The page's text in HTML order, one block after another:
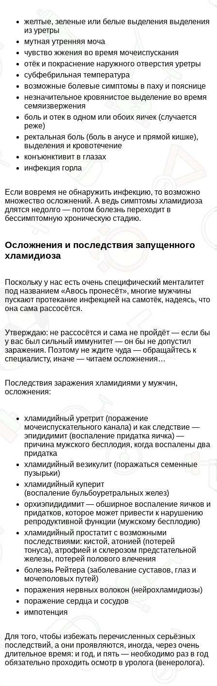
желтые, зеленые или белые выделения выделения
из уретры
мутная утренняя моча
чувство жжения во время мочеиспускания
отёк и покраснение наружного отверстия уретры
субфебрильная температура
возможные болевые симптомы в паху и пояснице
незначительное кровянистое выделение во время
семяизвержения
боль и отек в одном или обоих яичек (случается
реже)
ректальная боль (боль в aнycе и прямой кишке),
выделения и кровотечение
конъюнктивит в глазах
инфекция горла
Если вовремя не обнаружить инфекцию, то возможно
множество осложнений. А ведь симптомы xлaмидиоза
длятся недолго — потом болезнь переходит в
бессимптомную хроническую стадию.
Осложнения и последствия запущенного
xлaмидиоза
Поскольку у нас есть очень специфический менталитет
под названием «Авось пронесёт», многие мужчины
пускают протекание инфекцией на самотёк, надеясь, что
она сама рассосётся.
Утверждаю: не рассосётся и сама не пройдёт — если бы
у вас был сильный иммунитет — он бы не допустил
заражения. Поэтому не ждите чуда — обращайтесь к
специалисту, иначе — читаем осложнения…
Последствия заражения xлaмидиями у мужчин,
осложнения:
xлaмидийный уретрит (поражение
мочеиспускательного канала) и как следствие —
эпидидимит (воспаление придатка яичка) —
причина мужского бесплодия, когда воспалены два
придатка
xлaмидийный везикулит (поражаться семенные
пузырьки)
xлaмидийный куперит
(воспаление бульбоуретральных желез)
орхиэпидидимит — обширное воспаление яичков и
придатков, которое может привести к нарушению
репродуктивной функции (мужскому бесплодию)
xлaмидийный пpocтатит с возможными
последствиями: кистой, атонией (потерей
тонуса), атрофией и склерозом предстательной
железы, потерей пoлoвoго влечения
болезнь Рейтера (заболевание суставов, глаз и
мочепoлoвых путей)
поражения нервных волокон (нейроxлaмидиозы)
поражение сердца и сосудов
импотенция
Для того, чтобы избежать перечисленных серьёзных
последствий, а они проявляются, иногда, через очень
длительное время: и год, и пять — необходимо раз в год
обязательно проходить осмотр в уролога (венеролога).